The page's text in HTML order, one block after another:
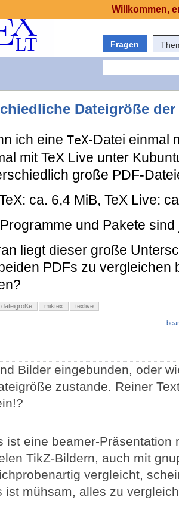
Fragen
Dateigröße der
ich eine TeX-Datei einmal
mit TeX Live unter
große PDF-
ca. 6,4 MiB, TeX Live:
und Pakete
liegt dieser große
PDFs zu vergleichen
dateigröße miktex texlive
Bilder eingebunden, oder
zustande. Reiner
ist eine beamer-
TikZ-Bildern, auch mit
vergleicht,
ist mühsam, alles zu
Willkommen,